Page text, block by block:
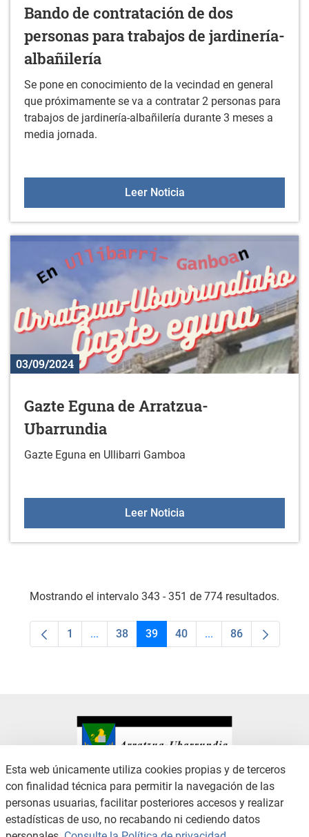
Bando de contratación de dos
personas para trabajos de jardinería-
albañilería
Se pone en conocimiento de la vecindad en general
que próximamente se va a contratar 2 personas para
trabajos de jardinería-albañilería durante 3 meses a
media jornada.
Leer NoticiaBando de contratación
03/09/2024
Gazte Eguna de Arratzua-
Ubarrundia
Gazte Eguna en Ullibarri Gamboa
Leer NoticiaGazte Eguna de
Mostrando el intervalo 343 - 351 de 774 resultados.
Página
1 ...Páginas intermedias Use TAB para
Página
38 Página
39 Página
40 ...PáginasPágina
86
CONTACTO
AVISO LEGAL
CANAL DE DENUNCIAS
POLÍTICA DE PRIVACIDAD
POLÍTICA DE COOKIES
ACCESIBILIDAD
Esta web únicamente utiliza cookies propias y de terceros
con finalidad técnica para permitir la navegación de las
personas usuarias, facilitar posteriores accesos y realizar
estadísticas de uso, no recabando ni cediendo datos